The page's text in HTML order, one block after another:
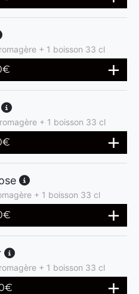
+ 1 boisson 33 cl
€
+ 1 boisson 33 cl
€
+ 1 boisson 33 cl
€
+ 1 boisson 33 cl
€